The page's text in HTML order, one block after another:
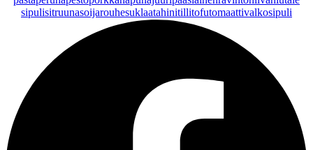
sipulisitruunasoijarouhesuklaatahinitillitofutomaattivalkosipuli